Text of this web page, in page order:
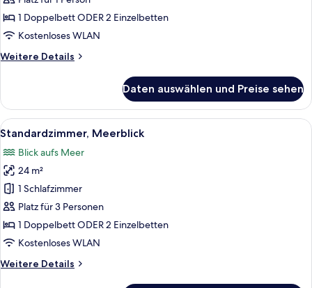
(Single
Use)
1 Doppelbett ODER 2 Einzelbetten
Kostenloses WLAN
Weitere Details
Weitere
eingeschränkter
Meerblick
(Single
Daten auswählen und Preise sehen
Alle
Fotos
für
Standardzimmer,
Meerblick
anzeigen
Ein modernes Hotelzimmer mit
10
Standardzimmer, Meerblick
Blick aufs Meer
24 m²
1 Schlafzimmer
Platz für 3 Personen
1 Doppelbett ODER 2 Einzelbetten
Kostenloses WLAN
Weitere Details
Weitere